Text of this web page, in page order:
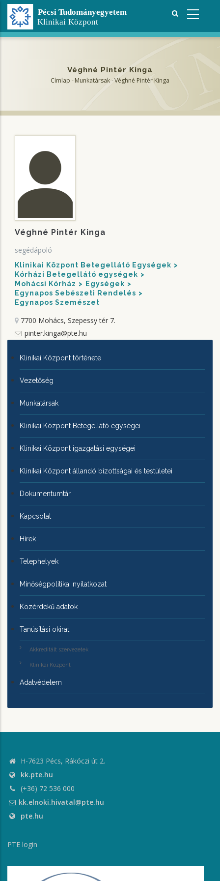
Ugrás
tartalomra
Véghné Pintér Kinga
Címlap -Munkatársak-Véghné Pintér Kinga
Véghné Pintér Kinga
segédápoló
Klinikai Központ Betegellátó Egységek
Kórházi Betegellátó egységek
Mohácsi Kórház
Egységek
Egynapos Sebészeti Rendelés
Egynapos Szemészet
7700 Mohács, Szepessy tér 7.
pinter.kinga@pte.hu
KLINIKAI
KÖZPONTRÓL
Klinikai Központ története
Vezetőség
Munkatársak
Klinikai Központ Betegellátó egységei
Klinikai Központ igazgatási egységei
Klinikai Központ állandó bizottságai és testületei
Dokumentumtár
Kapcsolat
Hírek
Telephelyek
Minőségpolitikai nyilatkozat
Közérdekű adatok
Tanúsítási okirat
Akkreditált szervezetek
Klinikai Központ
Adatvédelem
H-7623 Pécs, Rákóczi út 2.
kk.pte.hu
(+36) 72 536 000
kk.elnoki.hivatal@pte.hu
pte.hu
PTE login